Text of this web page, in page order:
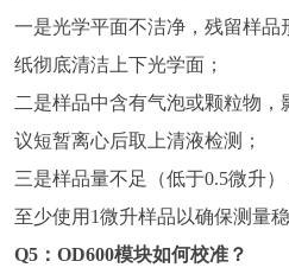
一是光学平面不洁净，残留样品
纸彻底清洁上下光学面；
二是样品中含有气泡或颗粒物
议短暂离心后取上清液检测；
三是样品量不足（低于0.5微升
至少使用1微升样品以确保测量稳
Q5：OD600模块如何校准？